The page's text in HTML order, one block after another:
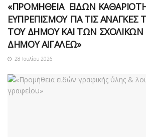
«ΠΡΟΜΗΘΕΙΑ ΕΙΔΩΝ
ΕΥΠΡΕΠΙΣΜΟΥ ΓΙΑ ΤΙΣ
ΤΟΥ ΔΗΜΟΥ ΚΑΙ ΤΩΝ
ΔΗΜΟΥ ΑΙΓΑΛΕΩ»
28 Ιουλίου 2026